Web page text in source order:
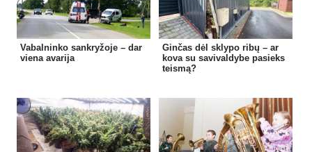
Vabalninko sankryžoje – dar
viena avarija
Ginčas dėl sklypo ribų – ar
kova su savivaldybe pasieks
teismą?